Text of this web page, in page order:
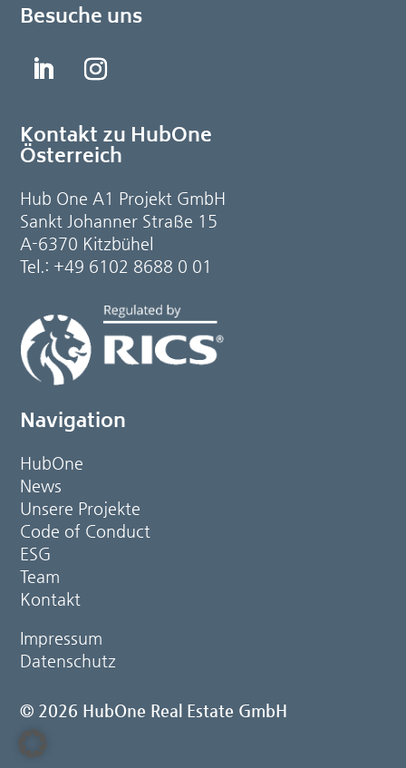
Besuche uns
Kontakt zu HubOne
Österreich
Hub One A1 Projekt GmbH
Sankt Johanner Straße 15
A-6370 Kitzbühel
Tel.: +49 6102 8688 0 01
Navigation
HubOne
News
Unsere Projekte
Code of Conduct
ESG
Team
Kontakt
Impressum
Datenschutz
© 2026 HubOne Real Estate GmbH